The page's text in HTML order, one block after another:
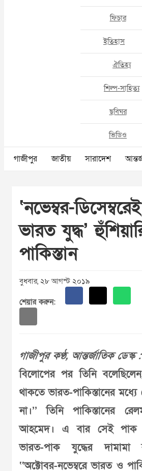
ফিচার
ইতিহাস
ঐতিহ্য
শিল্প-সাহিত্য
ছবিঘর
ভিডিও
গাজীপুর জাতীয় সারাদেশ
‘নভেম্বর-
ভারত যুদ্ধ’
পাকিস্তান
বুধবার, ২৮ আগস্ট ২০১৯
শেয়ার করুন:
গাজীপুর কণ্ঠ, আন্তর্জাতিক ডেস্ক :
বিলোপের পর তিনি বলেছিলেন,
থাকতে ভারত-পাকিস্তানের
না।’’ তিনি পাকিস্তানের
আহমেদ। এ বার সেই পাক
ভারত-পাক যুদ্ধের দামামা
‘‘অক্টোবর-নভেম্বরে ভারত ও